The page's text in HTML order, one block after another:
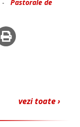
- Pastorale de
vezi toate ›